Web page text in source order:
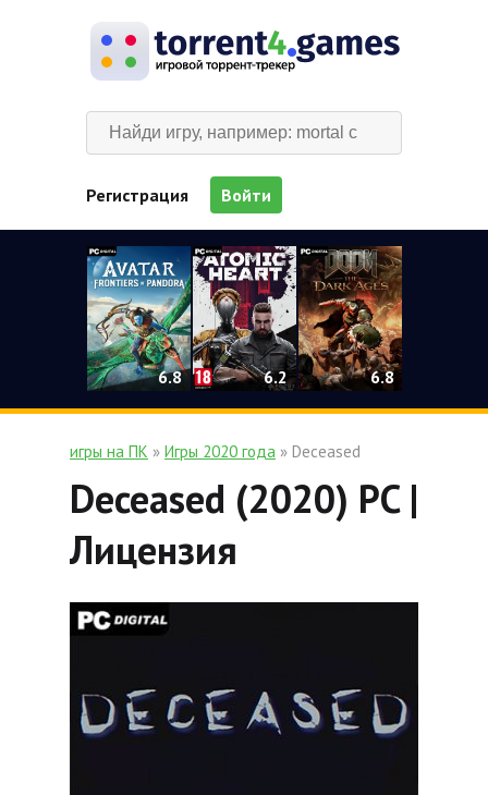
Регистрация Войти
6.8 6.2 6.8
игры на ПК » Игры 2020 года » Deceased
Deceased (2020) PC |
Лицензия